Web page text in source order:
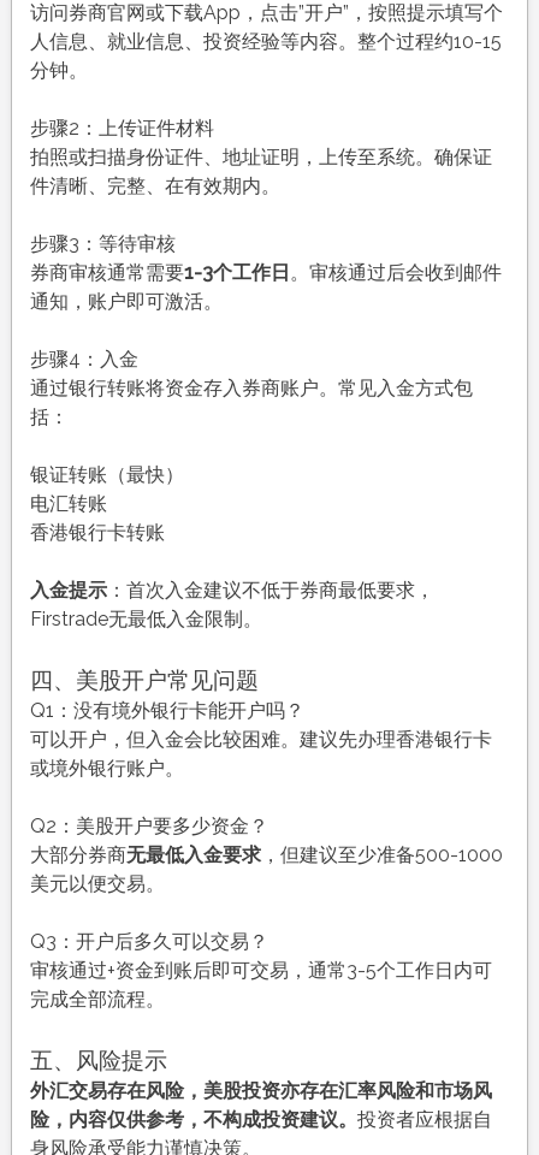
访问券商官网或下载App，点击”开户”，按照提示填写个
人信息、就业信息、投资经验等内容。整个过程约10-15
分钟。
步骤2：上传证件材料
拍照或扫描身份证件、地址证明，上传至系统。确保证
件清晰、完整、在有效期内。
步骤3：等待审核
券商审核通常需要1-3个工作日 。审核通过后会收到邮件
通知，账户即可激活。
步骤4：入金
通过银行转账将资金存入券商账户。常见入金方式包
括：
银证转账（最快）
电汇转账
香港银行卡转账
入金提示：首次入金建议不低于券商最低要求，
Firstrade无最低入金限制。
四、美股开户常见问题
Q1：没有境外银行卡能开户吗？
可以开户，但入金会比较困难。建议先办理香港银行卡
或境外银行账户。
Q2：美股开户要多少资金？
大部分券商无最低入金要求，但建议至少准备500-1000
美元以便交易。
Q3：开户后多久可以交易？
审核通过+资金到账后即可交易，通常3-5个工作日内可
完成全部流程。
五、风险提示
外汇交易存在风险，美股投资亦存在汇率风险和市场风
险，内容仅供参考，不构成投资建议。 投资者应根据自
身风险承受能力谨慎决策。